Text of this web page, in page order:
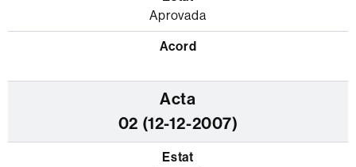
Aprovada
02 (12-12-2007)